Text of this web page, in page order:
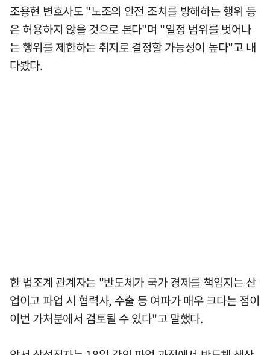
조용현 변호사도 "노조의 안전 조치를 방해하는 행위 등
은 허용하지 않을 것으로 본다"며 "일정 범위를 벗어나
는 행위를 제한하는 취지로 결정할 가능성이 높다"고 내
다봤다.
한 법조계 관계자는 "반도체가 국가 경제를 책임지는 산
업이고 파업 시 협력사, 수출 등 여파가 매우 크다는 점이
이번 가처분에서 검토될 수 있다"고 말했다.